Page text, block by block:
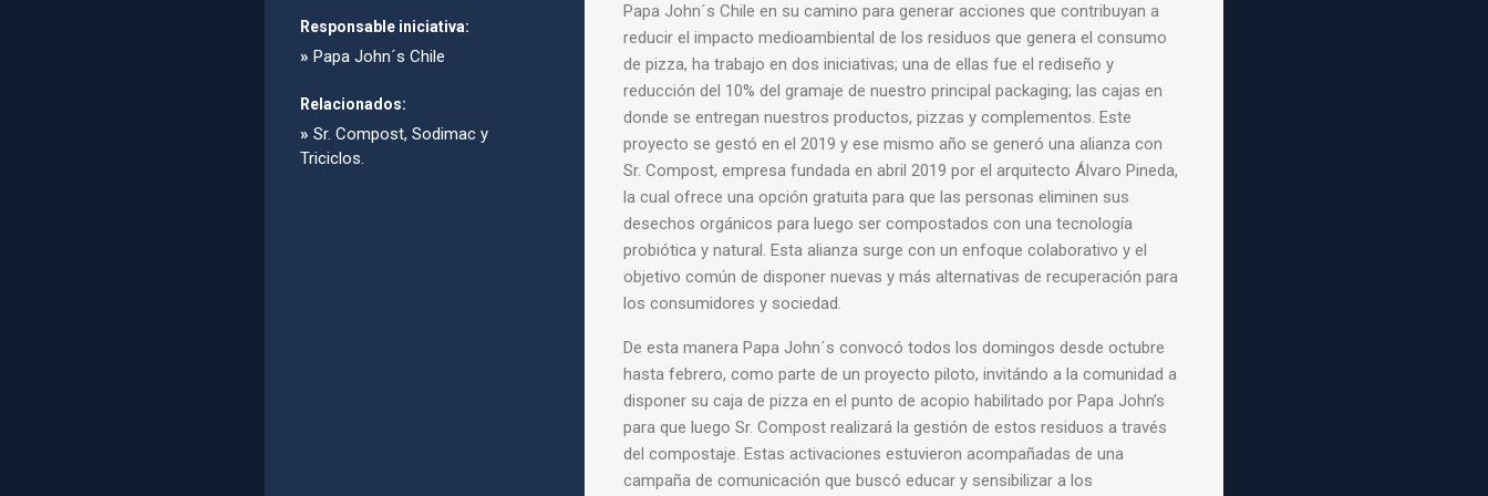
Responsable iniciativa:
» Papa John´s Chile
Relacionados:
» Sr. Compost, Sodimac y
Triciclos.
Papa John´s Chile en su camino para generar acciones que contribuyan a
reducir el impacto medioambiental de los residuos que genera el consumo
de pizza, ha trabajo en dos iniciativas; una de ellas fue el rediseño y
reducción del 10% del gramaje de nuestro principal packaging; las cajas en
donde se entregan nuestros productos, pizzas y complementos. Este
proyecto se gestó en el 2019 y ese mismo año se generó una alianza con
Sr. Compost, empresa fundada en abril 2019 por el arquitecto Álvaro Pineda,
la cual ofrece una opción gratuita para que las personas eliminen sus
desechos orgánicos para luego ser compostados con una tecnología
probiótica y natural. Esta alianza surge con un enfoque colaborativo y el
objetivo común de disponer nuevas y más alternativas de recuperación para
los consumidores y sociedad.
De esta manera Papa John´s convocó todos los domingos desde octubre
hasta febrero, como parte de un proyecto piloto, invitándo a la comunidad a
disponer su caja de pizza en el punto de acopio habilitado por Papa John’s
para que luego Sr. Compost realizará la gestión de estos residuos a través
del compostaje. Estas activaciones estuvieron acompañadas de una
campaña de comunicación que buscó educar y sensibilizar a los